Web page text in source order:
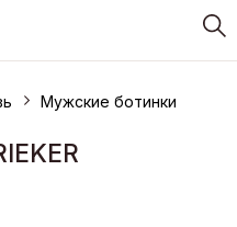
Мужские ботинки